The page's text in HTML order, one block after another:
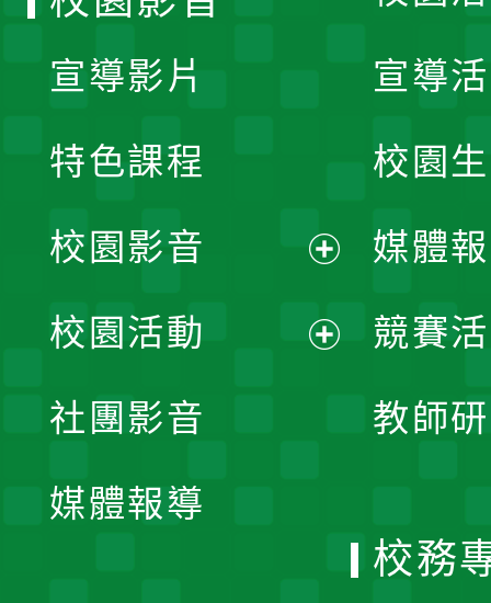
宣導
校園
媒體
競賽
教師
宣導影片
特色課程
校園影音
開
校園活動
社團影音
媒體報導
校務